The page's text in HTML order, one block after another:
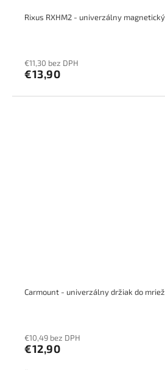
Rixus RXHM2 - univerzálny
€11,30 bez DPH
€13,90
Carmount - univerzálny držiak do
€10,49 bez DPH
€12,90